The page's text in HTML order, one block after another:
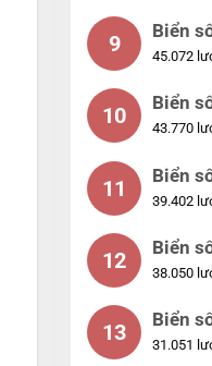
9
Biển
55555
45.072
10
Biển
56789
43.770
11
Biển
01234
39.402
12
Biển
33333
38.050
13
Biển
22222
31.051